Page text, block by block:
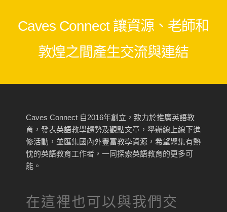
Caves Connect 讓資源、老師和
敦煌之間產生交流與連結
Caves Connect 自2016年創立，致力於推廣英語教
育，發表英語教學趨勢及觀點文章，舉辦線上線下進
修活動，並匯集國內外豐富教學資源，希望聚集有熱
忱的英語教育工作者，一同探索英語教育的更多可
能。
在這裡也可以與我們交